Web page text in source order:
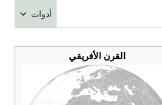
أدوات
القرن الأفريقي